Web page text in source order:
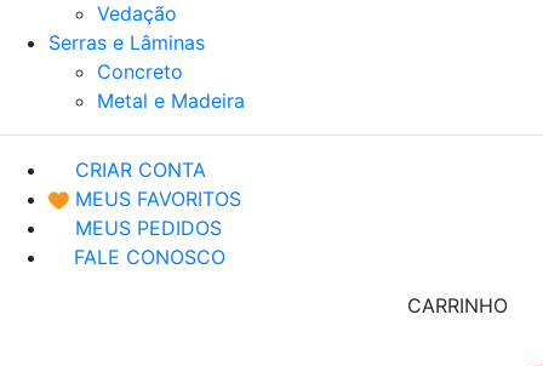
Vedação
Serras e Lâminas
Concreto
Metal e Madeira
CRIAR CONTA
MEUS FAVORITOS
MEUS PEDIDOS
FALE CONOSCO
CARRINHO